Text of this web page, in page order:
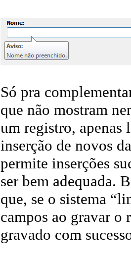
Só pra
que não mostram
um registro, apenas
inserção de novos
permite inserções
ser bem adequada.
que, se o sistema
campos ao gravar
gravado com